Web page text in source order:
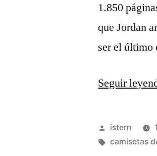
1.850
que Jordan
ser el último
Seguir
Publicado
por
istern
Etiquetas:
camisetas